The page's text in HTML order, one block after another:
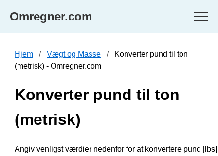
Omregner.com
Hjem Vægt og Masse
Konverter pund til ton
(metrisk) - Omregner.com
Konverter pund til ton
(metrisk)
Angiv venligst værdier nedenfor for at konvertere pund [lbs]